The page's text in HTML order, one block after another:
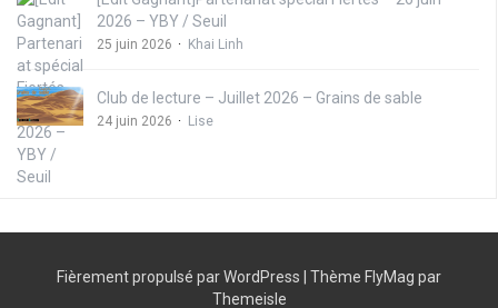
2026 – YBY / Seuil
25 juin 2026 Khai Linh
Club de lecture – Juillet 2026 – Grains de sable
24 juin 2026 Lise
Fièrement propulsé par WordPress Thème FlyMag par
Themeisle